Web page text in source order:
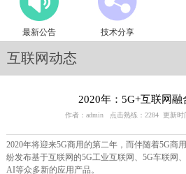
最新公告 技术分享
互联网动态
2020年：5G+互联网
作者：admin 点击熟练：2284 更新时
2020年将迎来5G商用的第二年，而伴随着5G商
纷发布基于互联网的5G工业互联网、5G车联网
AI等众多新的应用产品。